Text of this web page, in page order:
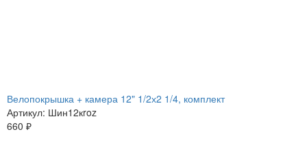
Велопокрышка + камера 12" 1/2х2 1/4, комплект
Артикул: Шин12кroz
660 ₽